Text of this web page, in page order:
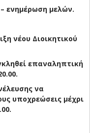
ενημέρωση μελών.
νέου Διοικητικού
επαναληπτική
να
υποχρεώσεις μέχρι